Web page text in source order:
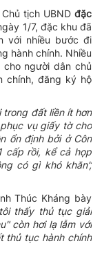
tịch UBND đặc
1/7, đặc khu đã
với nhiều bước đi
hành chính. Nhiều
người dân chủ
chính, đăng ký hộ
trong đất liền ít hơn
vụ giấy tờ cho
ổn định bởi ở Côn
cấp rồi, kể cả họp
có gì khó khăn”,
Thúc Kháng bày
thấy thủ tục giải
còn hơi lạ lẫm với
thủ tục hành chính